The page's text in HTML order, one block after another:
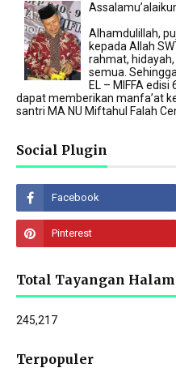
Alhamdulillah,
kepada Allah
rahmat,
semua.
EL – MIFFA
dapat memberikan manfa’at
santri MA NU Miftahul Falah
Social Plugin
Total Tayangan
245,217
Terpopuler